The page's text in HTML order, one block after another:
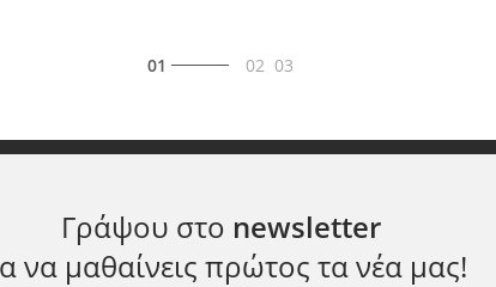
01 02 03
Γράψου στο newsletter
να μαθαίνεις πρώτος τα νέα μας!